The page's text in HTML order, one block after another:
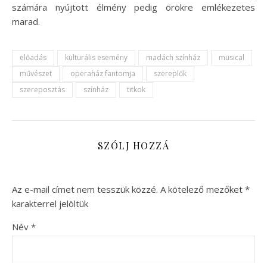
számára nyújtott élmény pedig örökre emlékezetes
marad.
előadás kulturális esemény madách színház
musical
művészet
operaház fantomja
szereplők
szereposztás
színház titkok
SZÓLJ HOZZÁ
Az e-mail címet nem tesszük közzé. A kötelező mezőket *
karakterrel jelöltük
Név *